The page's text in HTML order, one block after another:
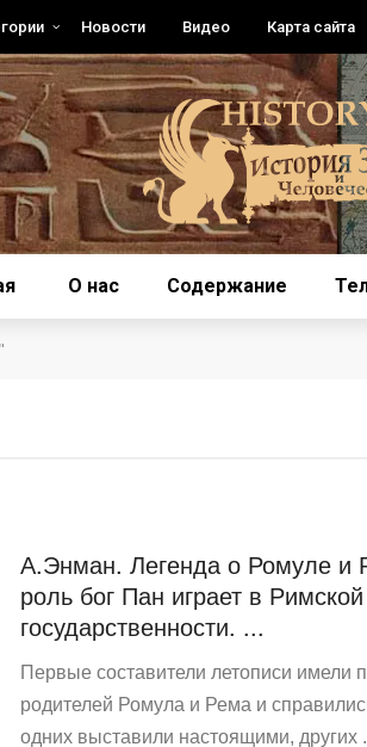
Новости Видео Карта сайта
О нас Содержание
А.Энман. Легенда о Ромуле и
роль бог Пан играет в Римской
государственности. ...
Пер­вые соста­ви­те­ли лето­пи­си име­ли
роди­те­лей Ромула и Рема и
одних выста­ви­ли насто­я­щи­ми, дру­гих